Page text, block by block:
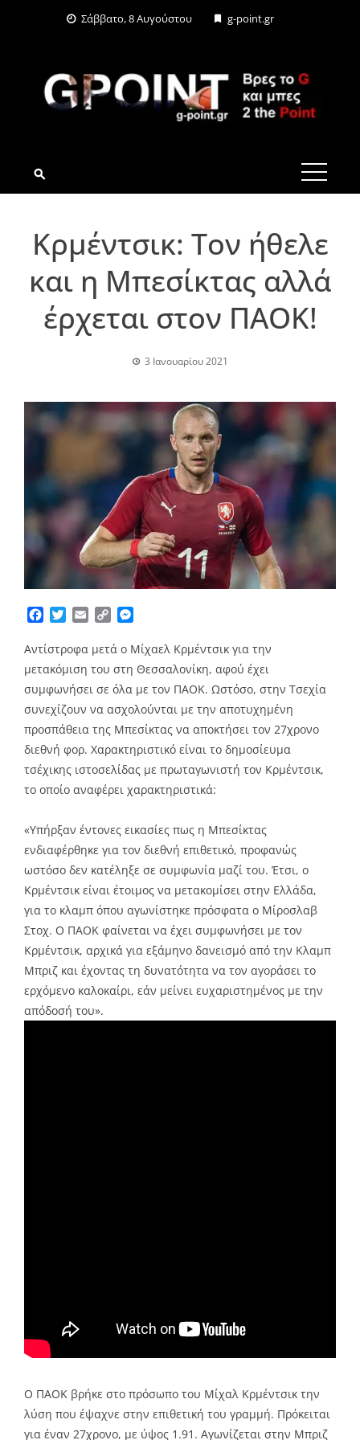
Σάββατο, 8 Αυγούστου g-point.gr
G-POINT.GR
Κρμέντσικ: Τον ήθελε
και η Μπεσίκτας αλλά
έρχεται στον ΠΑΟΚ!
3 Ιανουαρίου 2021
Facebook
TwitterEmailCopy
Αντίστροφα μετά ο Μίχαελ Κρμέντσικ για την
μετακόμιση του στη Θεσσαλονίκη, αφού έχει
συμφωνήσει σε όλα με τον ΠΑΟΚ. Ωστόσο, στην Τσεχία
συνεχίζουν να ασχολούνται με την αποτυχημένη
προσπάθεια της Μπεσίκτας να αποκτήσει τον 27χρονο
διεθνή φορ. Χαρακτηριστικό είναι το δημοσίευμα
τσέχικης ιστοσελίδας με πρωταγωνιστή τον Κρμέντσικ,
το οποίο αναφέρει χαρακτηριστικά:
«Υπήρξαν έντονες εικασίες πως η Μπεσίκτας
ενδιαφέρθηκε για τον διεθνή επιθετικό, προφανώς
ωστόσο δεν κατέληξε σε συμφωνία μαζί του. Έτσι, ο
Κρμέντσικ είναι έτοιμος να μετακομίσει στην Ελλάδα,
για το κλαμπ όπου αγωνίστηκε πρόσφατα ο Μίροσλαβ
Στοχ. Ο ΠΑΟΚ φαίνεται να έχει συμφωνήσει με τον
Κρμέντσικ, αρχικά για εξάμηνο δανεισμό από την Κλαμπ
Μπριζ και έχοντας τη δυνατότητα να τον αγοράσει το
ερχόμενο καλοκαίρι, εάν μείνει ευχαριστημένος με την
απόδοσή του».
Ο ΠΑΟΚ βρήκε στο πρόσωπο του Μίχαλ Κρμέντσικ την
λύση που έψαχνε στην επιθετική του γραμμή. Πρόκειται
για έναν 27χρονο, με ύψος 1.91. Αγωνίζεται στην Μπριζ